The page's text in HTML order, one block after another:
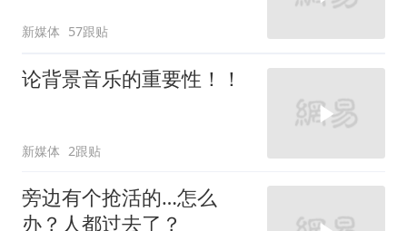
新媒体 57跟贴
论背景音乐的重要性！！
新媒体 2跟贴
旁边有个抢活的…怎么
办？人都过去了？